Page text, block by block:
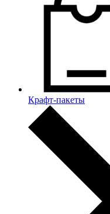
Крафт-пакеты